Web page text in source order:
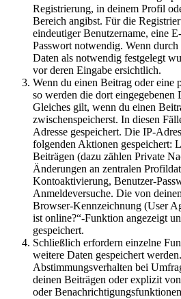
Registrierung, in deinem Profil
Bereich angibst. Für die
eindeutiger Benutzername, eine
Passwort notwendig. Wenn
Daten als notwendig festgelegt
vor deren Eingabe ersichtlich.
Wenn du einen Beitrag oder eine
so werden die dort eingegebenen
Gleiches gilt, wenn du einen
zwischenspeicherst. In diesen
Adresse gespeichert. Die IP-
folgenden Aktionen gespeichert:
Beiträgen (dazu zählen Private
Änderungen an zentralen
Kontoaktivierung, Benutzer-
Anmeldeversuche. Die von
Browser-Kennzeichnung (User
ist online?“-Funktion angezeigt
gespeichert.
Schließlich erfordern einzelne
weitere Daten gespeichert
Abstimmungsverhalten bei
deinen Beiträgen oder explizit
oder